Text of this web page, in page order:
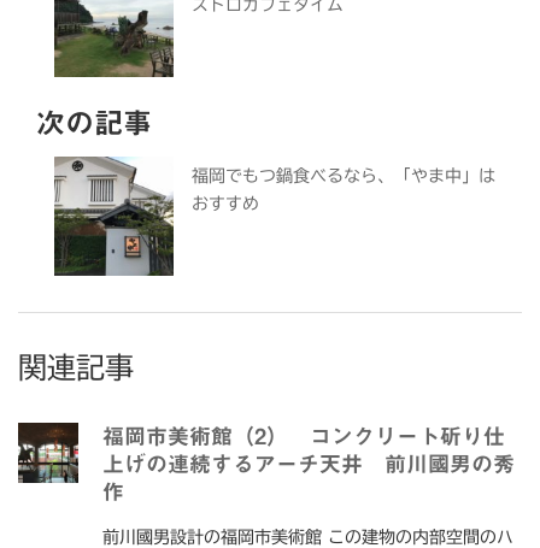
ストロカフェタイム
次の記事
福岡でもつ鍋食べるなら、「やま中」は
おすすめ
関連記事
福岡市美術館（2） コンクリート斫り仕
上げの連続するアーチ天井 前川國男の秀
作
前川國男設計の福岡市美術館 この建物の内部空間のハ